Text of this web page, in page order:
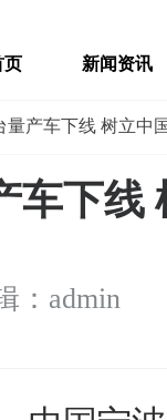
页 新闻资讯
量产车下线 树立中
车下线
admin